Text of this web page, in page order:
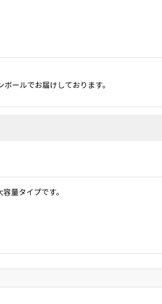
ールでお届けしております。
量タイプです。